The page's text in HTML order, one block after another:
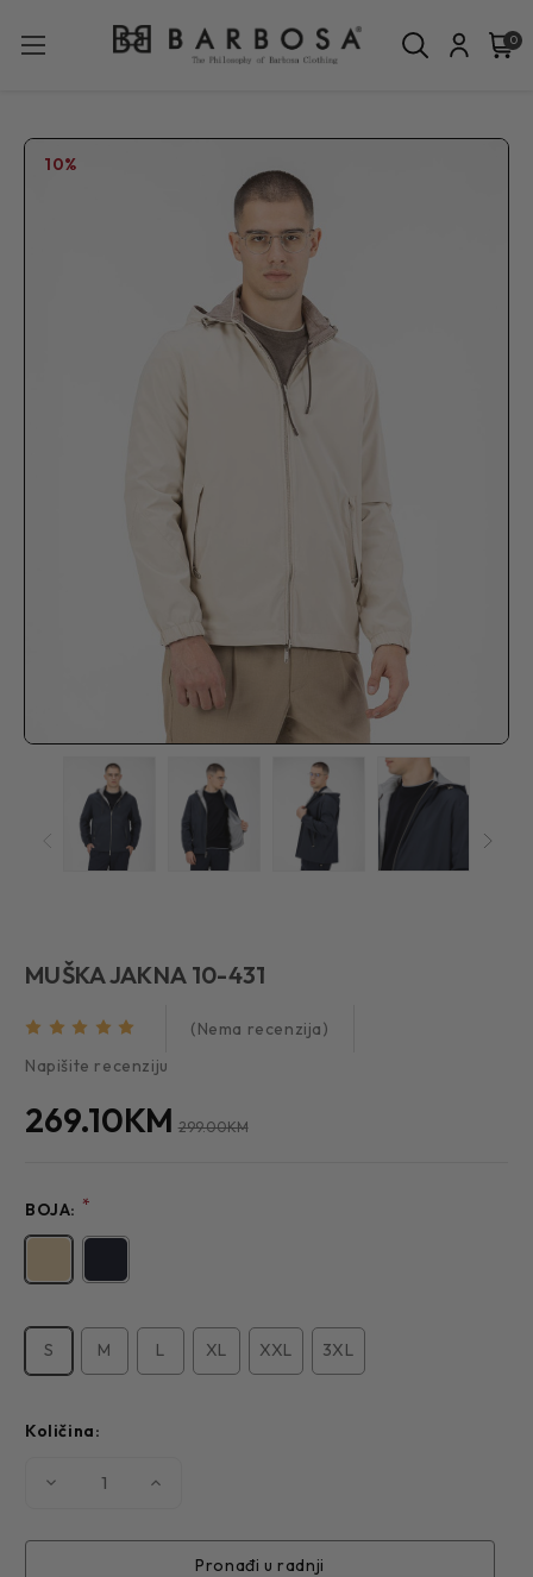
0
10%
MUŠKA JAKNA 10-431
(Nema recenzija)
Napišite recenziju
269.10KM 299.00KM
BOJA: *
S M L XL XXL 3XL
Količina:
Smanjite
10-
Povećajte
10-
Pronađi u radnji